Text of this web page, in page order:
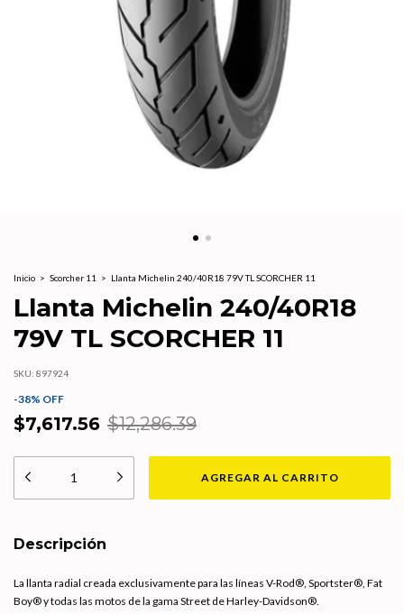
Inicio > Scorcher 11 > Llanta Michelin 240/40R18 79V TL SCORCHER 11
Llanta Michelin 240/40R18
79V TL SCORCHER 11
SKU: 897924
-38% OFF
$7,617.56 $12,286.39
Descripción
La llanta radial creada exclusivamente para las líneas V-Rod®, Sportster®, Fat
Boy® y todas las motos de la gama Street de Harley-Davidson®.